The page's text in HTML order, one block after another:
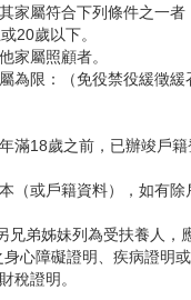
家屬符合下列條件之一者
20歲以下。
家屬照顧者。
為限：（免役禁役緩徵緩
滿18歲之前，已辦竣戶籍
（或戶籍資料），如有
兄弟姊妹列為受扶養人，
身心障礙證明、疾病證明
稅證明。